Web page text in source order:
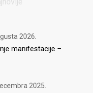
2026.
manifestacije –
2025.